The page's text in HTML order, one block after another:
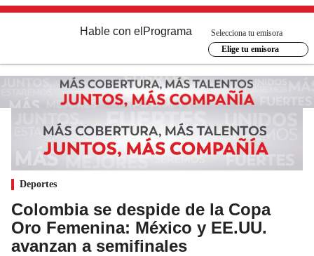
Hable con el Programa
Selecciona tu emisora
Elige tu emisora
Deportes
Colombia se despide de la Copa
Oro Femenina: México y EE.UU.
avanzan a semifinales